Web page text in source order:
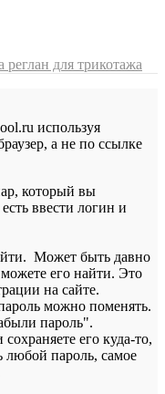
реглан для трикотажа
используя
а не по ссылке
который вы
ввести логин и
Может быть давно
его найти. Это
на сайте.
можно поменять.
пароль".
его куда-то,
любой пароль, самое